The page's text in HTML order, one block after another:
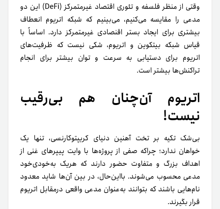
وقتی از منظر فلسفه و تئوری اقتصاد غیرمتمرکز (DeFi) این دو
مدعی را مقایسه می‌کنیم، می‌بینیم که شبکه اتریوم انعطاف
بیشتری برای ایجاد بستر اقنصادی غیرمتمرکز دارد. اساساً با
قیاس شبکه بیتکوین و اتریوم، شکی نیست که ظرفیت‌های
اتریوم برای دستیابی به سرعت و توان بیشتر برای انجام
تراکنش‌ها بیشتر است.
اتریوم آن‌چنان هم بی‌رقیب
نیست!
بی‌شک تکیه بر تخت آهنین دنیای کریپتوکارنسی، تنها یک
خواهان ندارد؛ چراکه صفی از پروژه‌ها با وایت پیپرهای غنی از
اهداف بزرگ و متفاوت حضور دارند که هریک به‌خودی‌خود
مدعی محسوب می‌شوند. بااین‌حال، در بین آن‌ها شاید معدود
نام‌هایی باشند که بتوانند به‌عنوان مدعی واقعی درمقابل اتریوم
قرار بگیرند.